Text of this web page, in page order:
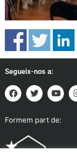
Segueix-nos a:
Formem part de: